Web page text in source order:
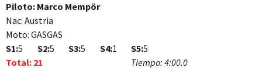
Piloto: Marco Mempör
Nac: Austria
Moto: GASGAS
S1:5 S2:5 S3:5 S4:1 S5:5
Total: 21 Tiempo: 4:00.0